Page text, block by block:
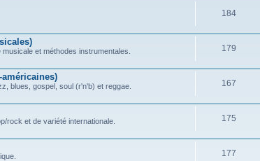
184
et méthodes instrumentales.
179
blues, gospel, soul (r'n'b) et reggae.
167
rock et de variété internationale.
175
177